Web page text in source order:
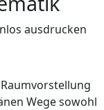
ausdrucken
Wege sowohl